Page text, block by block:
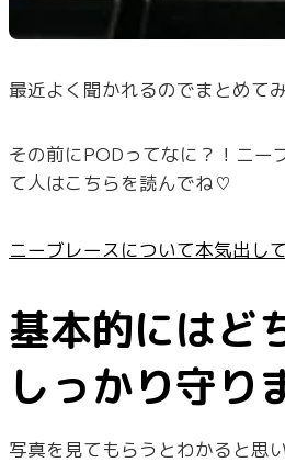
最近よく聞かれるのでまとめて
その前にPODってなに？！ニー
て人はこちらを読んでね♡
ニーブレースについて本気出し
基本的にはど
しっかり守り
写真を見てもらうとわかると思